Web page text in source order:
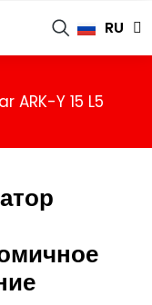
RU
FR
ARK-Y 15 L5